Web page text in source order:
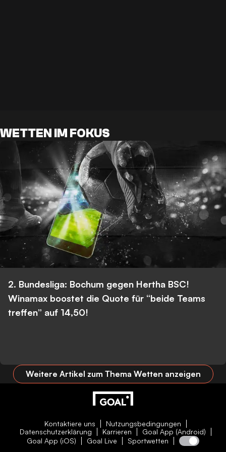
WETTEN IM FOKUS
2. Bundesliga: Bochum gegen Hertha BSC!
Winamax boostet die Quote für “beide Teams
treffen” auf 14,50!
Weitere Artikel zum Thema Wetten anzeigen
Kontaktiere uns
Nutzungsbedingungen
Datenschutzerklärung
Karrieren
Goal App (Android)
Goal App (iOS)
Goal Live Sportwetten